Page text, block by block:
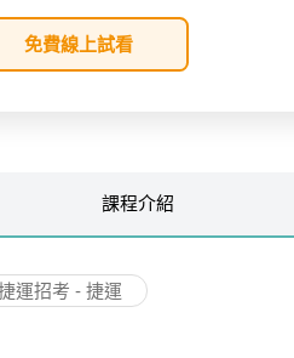
免費線上試看
課程介紹
運招考 - 捷運